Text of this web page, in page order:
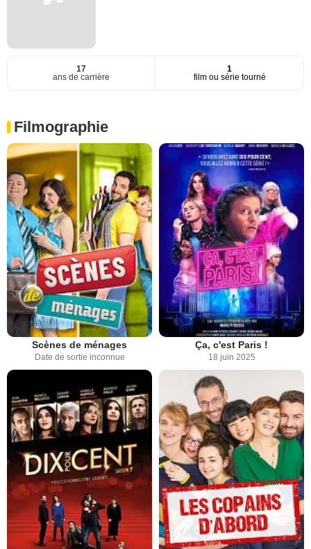
17
ans de carrière
1
film ou série tourné
Filmographie
Scènes de ménages
Date de sortie inconnue
Ça, c'est Paris !
18 juin 2025